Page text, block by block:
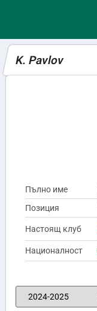
K. Pavlov
Пълно име
Позиция
Настоящ клуб
Националност